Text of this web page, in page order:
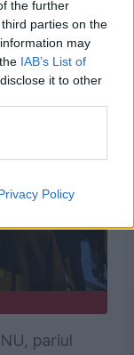
the further
parties on the
may
IAB’s List of
it to other
Policy
pariul